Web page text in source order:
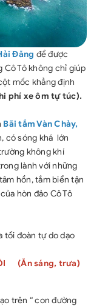
Đăng để được
Cô Tô không chỉ giúp
mốc khẳng định
phí xe ôm tự túc).
Bãi tắm Vàn Chảy,
có sóng khá lớn
không khí
lành với những
hồn, tắm biển tận
hòn đảo Cô Tô
tối đoàn tự do dạo
(Ăn sáng, trưa)
trên “ con đường